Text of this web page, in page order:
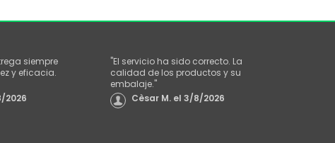
siempre
y eficacia.
2026
"El servicio ha sido correcto. La
calidad de los productos y su
embalaje."
Cèsar M. el 3/8/2026